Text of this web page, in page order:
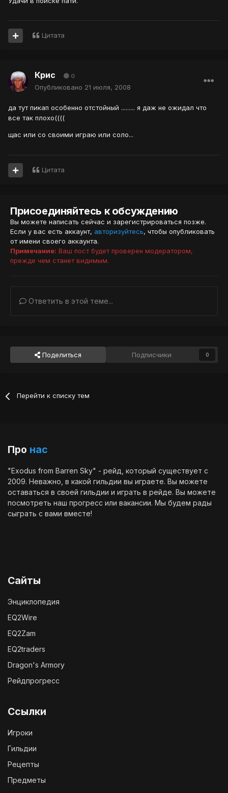
Цитата
Крис 0
Опубликовано 21 июля, 2008
да тут пикап особенно отстойный ......... я даж не ожидал что
все так плохо((((
щас или со своими играю или соло...
Цитата
Присоединяйтесь к обсуждению
Вы можете написать сейчас и зарегистрироваться позже.
Если у вас есть аккаунт, авторизуйтесь, чтобы опубликовать
от имени своего аккаунта.
Примечание: Ваш пост будет проверен модератором,
прежде чем станет видимым.
Ответить в этой теме...
Поделиться Подписчики 0
Перейти к списку тем
Про нас
"Exodus from Barren Sky" - рейд, который существует с
2009. Неважно, в какой гильдии вы играете. Вы можете
оставаться в своей гильдии и играть в рейде. Вы можете
посмотреть наш прогресс или вакансии. Мы будем рады
сыграть с вами вместе!
Сайты
Энциклопедия
EQ2Wire
EQ2Zam
EQ2traders
Dragon's Armory
Рейдпрогресс
Ссылки
Игроки
Гильдии
Рецепты
Предметы